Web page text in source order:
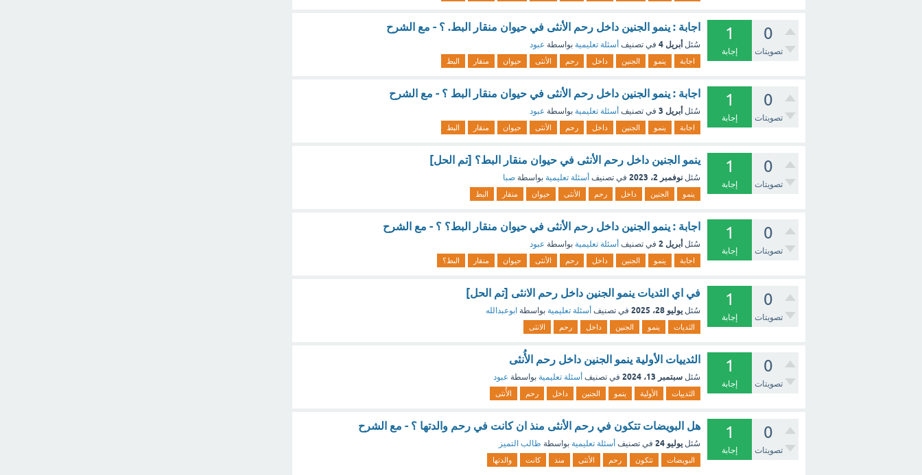
0
تصويتات
1
إجابة
اجابة : ينمو الجنين داخل رحم الأنثى في حيوان منقار البط. ؟ - مع الشرح
سُئل أبريل 4 في تصنيف أسئلة تعليمية بواسطة عبود
اجابة ينمو الجنين داخل رحم الأنثى حيوان منقار البط
0
تصويتات
1
إجابة
اجابة : ينمو الجنين داخل رحم الأنثى في حيوان منقار البط ؟ - مع الشرح
سُئل أبريل 3 في تصنيف أسئلة تعليمية بواسطة عبود
اجابة ينمو الجنين داخل رحم الأنثى حيوان منقار البط
0
تصويتات
1
إجابة
ينمو الجنين داخل رحم الأنثى في حيوان منقار البط؟ [تم الحل]
سُئل نوفمبر 2، 2023 في تصنيف أسئلة تعليمية بواسطة صبا
ينمو الجنين داخل رحم الأنثى حيوان منقار البط
0
تصويتات
1
إجابة
اجابة : ينمو الجنين داخل رحم الأنثى في حيوان منقار البط؟ ؟ - مع الشرح
سُئل أبريل 2 في تصنيف أسئلة تعليمية بواسطة عبود
اجابة ينمو الجنين داخل رحم الأنثى حيوان منقار البط؟
0
تصويتات
1
إجابة
في اي الثديات ينمو الجنين داخل رحم الانثى [تم الحل]
سُئل يوليو 28، 2025 في تصنيف أسئلة تعليمية بواسطة ابوعبدالله
الثديات ينمو الجنين داخل رحم الانثى
0
تصويتات
1
إجابة
الثدييات الأولية ينمو الجنين داخل رحم الأُنثى
سُئل سبتمبر 13، 2024 في تصنيف أسئلة تعليمية بواسطة عبود
الثدييات الأولية ينمو الجنين داخل رحم الأُنثى
0
تصويتات
1
إجابة
هل البويضات تتكون في رحم الأنثى منذ ان كانت في رحم والدتها ؟ - مع الشرح
سُئل يوليو 24 في تصنيف أسئلة تعليمية بواسطة طالب التميز
البويضات تتكون رحم الأنثى منذ كانت والدتها